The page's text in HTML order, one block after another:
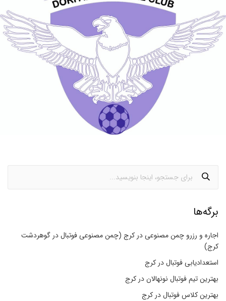
برگه‌ها
اجاره و رزرو چمن مصنوعی در کرج (چمن مصنوعی فوتبال در گوهردشت
کرج)
استعدادیابی فوتبال در کرج
بهترین تیم فوتبال نونهالان در کرج
بهترین کلاس فوتبال در کرج